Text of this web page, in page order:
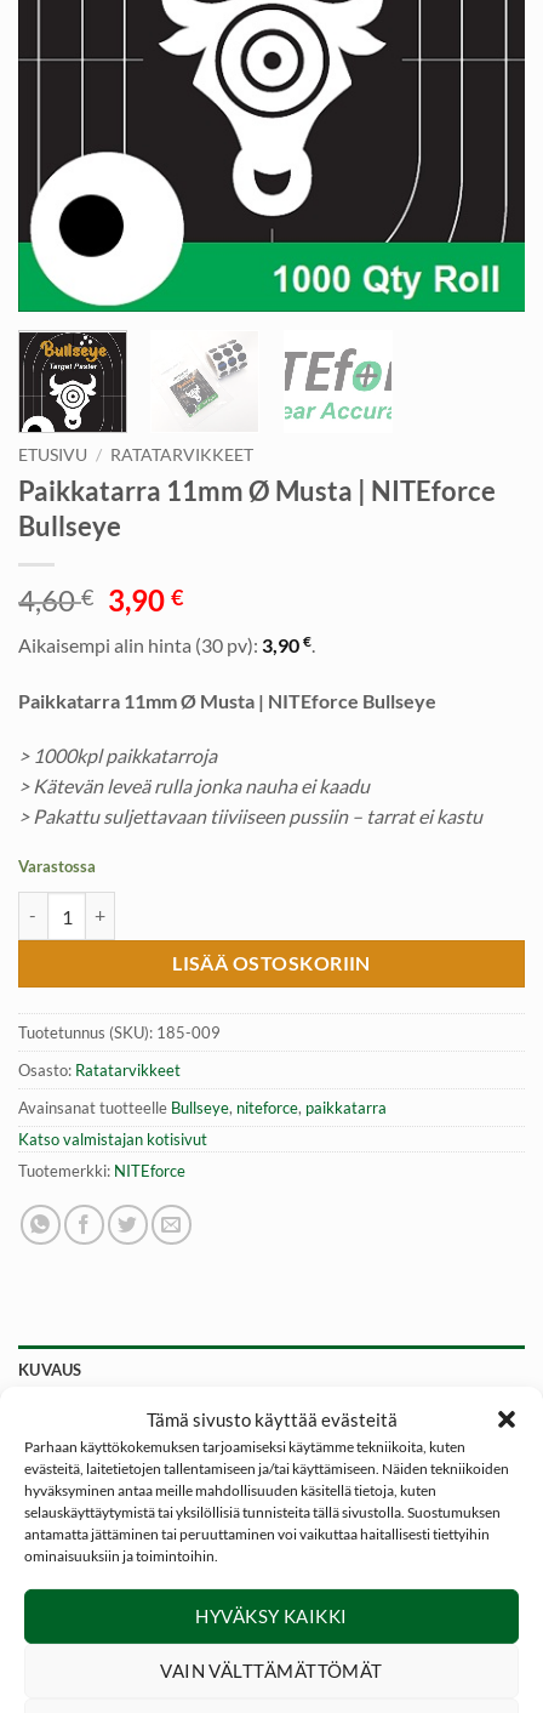
Tämä sivusto käyttää evästeitä
Parhaan käyttökokemuksen tarjoamiseksi käytämme tekniikoita, kuten
evästeitä, laitetietojen tallentamiseen ja/tai käyttämiseen. Näiden tekniikoiden
hyväksyminen antaa meille mahdollisuuden käsitellä tietoja, kuten
selauskäyttäytymistä tai yksilöllisiä tunnisteita tällä sivustolla. Suostumuksen
antamatta jättäminen tai peruuttaminen voi vaikuttaa haitallisesti tiettyihin
ominaisuuksiin ja toimintoihin.
HYVÄKSY KAIKKI
VAIN VÄLTTÄMÄTTÖMÄT
ETUSIVU / RATATARVIKKEET
Paikkatarra 11mm Ø Musta | NITEforce
Bullseye
4,60€ Alkuperäinen
hinta
oli:
3,90€Nykyinen
on:
Aikaisempi alin hinta (30 pv): 3,90 €
Paikkatarra 11mm Ø Musta | NITEforce Bullseye
> 1000kpl paikkatarroja
> Kätevän leveä rulla jonka nauha ei kaadu
> Pakattu suljettavaan tiiviiseen pussiin – tarrat ei kastu
Varastossa
LISÄÄ OSTOSKORIIN
Tuotetunnus (SKU): 185-009
Osasto: Ratatarvikkeet
Avainsanat tuotteelle Bullseye, niteforce, paikkatarra
Katso valmistajan kotisivut
Tuotemerkki: NITEforce
KUVAUS
Paikkatarra 11mm Ø Musta | NITEforce Bullseye
NITEforce Bullseye pyöreä paikkatarra maalitaulun
paikkaukseen. Paikkatarrat ovat kätevän leveässä rullassa
joka on samalla pidike. Leveästä rullasta nauha ei
käsiteltäessä ”kaadu”. Tarra on tiukasti ampumatauluun